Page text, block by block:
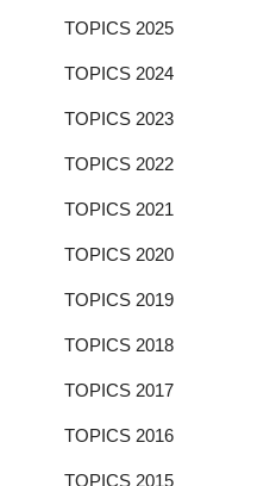
TOPICS 2025
TOPICS 2024
TOPICS 2023
TOPICS 2022
TOPICS 2021
TOPICS 2020
TOPICS 2019
TOPICS 2018
TOPICS 2017
TOPICS 2016
TOPICS 2015